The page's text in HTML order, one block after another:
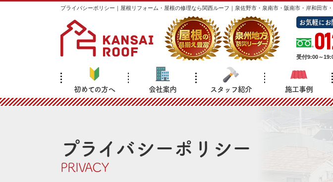
プライバシーポリシー｜屋根リフォーム・屋根の修理なら関西ルーフ｜泉佐野市・泉南市・阪南市・岸和田市
お気軽に
受付9:00～
初めての方へ 会社案内 スタッフ紹介 施工事例
プライバシーポリシー
PRIVACY